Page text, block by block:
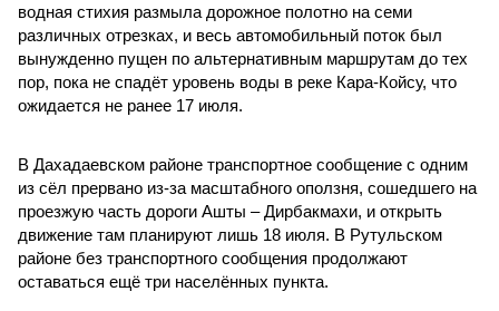
водная стихия размыла дорожное полотно на семи
различных отрезках, и весь автомобильный поток был
вынужденно пущен по альтернативным маршрутам до тех
пор, пока не спадёт уровень воды в реке Кара-Койсу, что
ожидается не ранее 17 июля.
В Дахадаевском районе транспортное сообщение с одним
из сёл прервано из-за масштабного оползня, сошедшего на
проезжую часть дороги Ашты – Дирбакмахи, и открыть
движение там планируют лишь 18 июля. В Рутульском
районе без транспортного сообщения продолжают
оставаться ещё три населённых пункта.